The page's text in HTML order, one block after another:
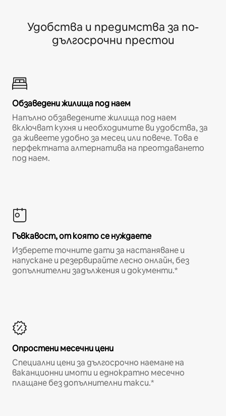
Удобства и предимства за по-
дългосрочни престои
Обзаведени жилища под наем
Напълно обзаведените жилища под наем
включват кухня и необходимите ви удобства, за
да живеете удобно за месец или повече. Това е
перфектната алтернатива на преотдаването
под наем.
Гъвкавост, от която се нуждаете
Изберете точните дати за настаняване и
напускане и резервирайте лесно онлайн, без
допълнителни задължения и документи.*
Опростени месечни цени
Специални цени за дългосрочно наемане на
ваканционни имоти и еднократно месечно
плащане без допълнителни такси.*